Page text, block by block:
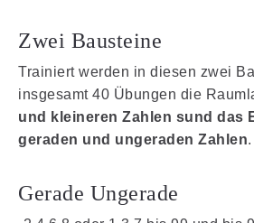
Zwei Bausteine
Trainiert werden in diesen zwei
insgesamt 40 Übungen die
und kleineren Zahlen sund das
geraden und ungeraden Zahlen.
Gerade Ungerade